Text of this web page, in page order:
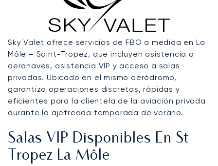
Sky Valet ofrece servicios de FBO a medida en La
Môle – Saint-Tropez, que incluyen asistencia a
aeronaves, asistencia VIP y acceso a salas
privadas. Ubicado en el mismo aeródromo,
garantiza operaciones discretas, rápidas y
eficientes para la clientela de la aviación privada
durante la ajetreada temporada de verano.
Salas VIP Disponibles En St
Tropez La Môle